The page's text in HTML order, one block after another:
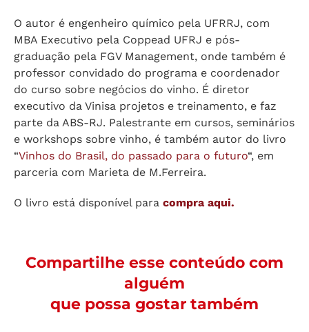
O autor é engenheiro químico pela UFRRJ, com
MBA Executivo pela Coppead UFRJ e pós-
graduação pela FGV Management, onde também é
professor convidado do programa e coordenador
do curso sobre negócios do vinho. É diretor
executivo da Vinisa projetos e treinamento, e faz
parte da ABS-RJ. Palestrante em cursos, seminários
e workshops sobre vinho, é também autor do livro
“Vinhos do Brasil, do passado para o futuro“, em
parceria com Marieta de M.Ferreira.
O livro está disponível para compra aqui.
Compartilhe esse conteúdo com
alguém
que possa gostar também